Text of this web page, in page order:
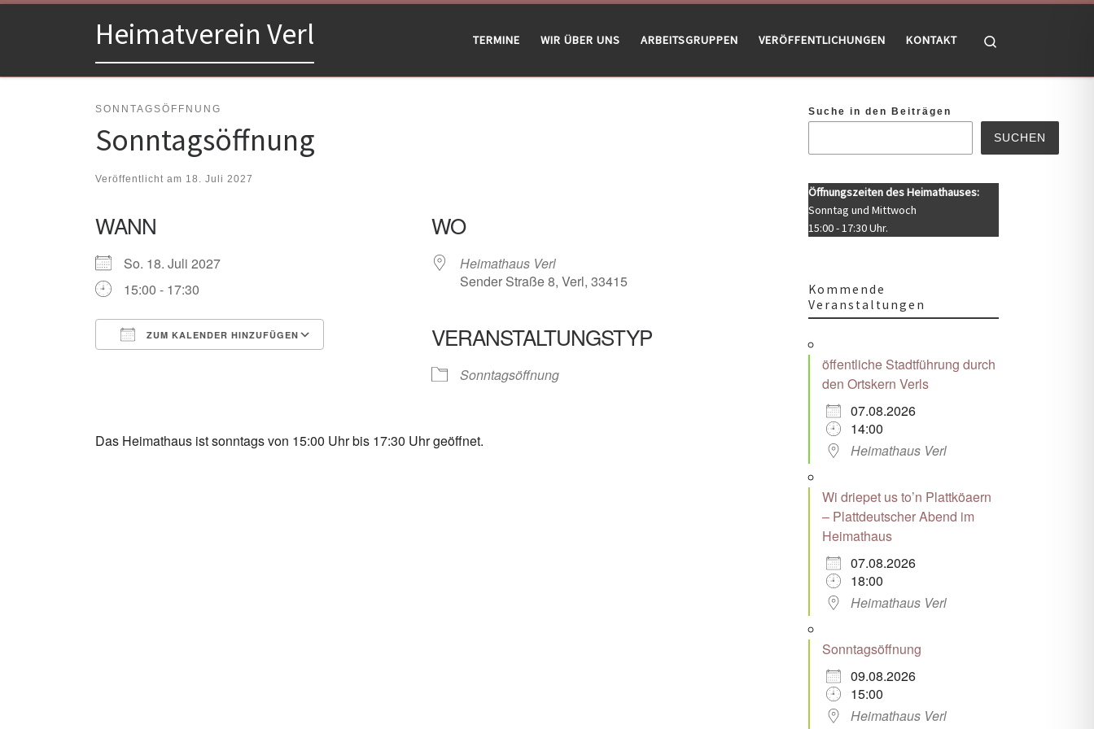
Zum Inhalt springenHeimatverein Verl TERMINE WIR ÜBER UNS ARBEITSGRUPPEN VERÖFFENTLICHUNGEN KONTAKT
SONNTAGSÖFFNUNG
Sonntagsöffnung
Veröffentlicht am 18. Juli 2027
WANN
So. 18. Juli 2027
15:00 - 17:30
ZUM KALENDER HINZUFÜGEN
Google Kalender Office 365 Outlook Live
WO
Heimathaus Verl
Sender Straße 8, Verl, 33415
VERANSTALTUNGSTYP
Sonntagsöffnung
Das Heimathaus ist sonntags von 15:00 Uhr bis 17:30 Uhr geöffnet.
Suche in den Beiträgen
SUCHEN
Öffnungszeiten des Heimathauses:
Sonntag und Mittwoch
15:00 - 17:30 Uhr.
Kommende
Veranstaltungen
öffentliche Stadtführung durch
den Ortskern Verls
07.08.2026
14:00
Heimathaus Verl
Wi driepet us to’n Plattköaern
– Plattdeutscher Abend im
Heimathaus
07.08.2026
18:00
Heimathaus Verl
Sonntagsöffnung
09.08.2026
15:00
Heimathaus Verl